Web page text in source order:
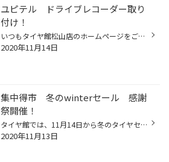
ユピテル ドライブレコーダー取り
付け！
いつもタイヤ館松山店のホームページをご覧いただき誠に有難う御座います！ 本日はドライブレコーダーの取り付けがありました！ ユピテル：ＳＮ－ＴＷ８３ｄ 前後カメラタイプで、特に夜間の映像がとても鮮明に撮影できるドライブレコーダーです！ フロントカメラもリアカメラも超広角になっており...
2020年11月14日
集中得市 冬のwinterセール 感謝
祭開催！
タイヤ館では、11月14日から冬のタイヤセール「感謝祭」を開催させて頂きます。スタッドレスタイヤはもちろん、お買い得な「タイヤホイールセット」「メンテナンス商品」などご用意して皆様のご来店をお待ちしております。 ■「新型コロナ感染予防対策」に関しまして、感染防止に最大限配慮し社会イ...
2020年11月13日